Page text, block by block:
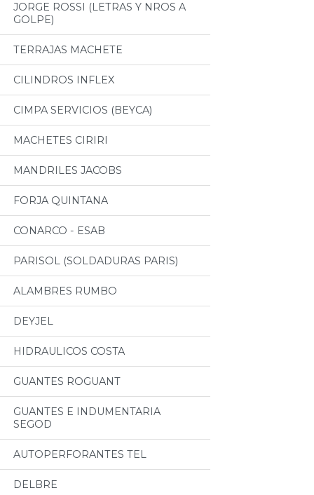
JORGE ROSSI (LETRAS Y NROS A
GOLPE)
TERRAJAS MACHETE
CILINDROS INFLEX
CIMPA SERVICIOS (BEYCA)
MACHETES CIRIRI
MANDRILES JACOBS
FORJA QUINTANA
CONARCO - ESAB
PARISOL (SOLDADURAS PARIS)
ALAMBRES RUMBO
DEYJEL
HIDRAULICOS COSTA
GUANTES ROGUANT
GUANTES E INDUMENTARIA
SEGOD
AUTOPERFORANTES TEL
DELBRE